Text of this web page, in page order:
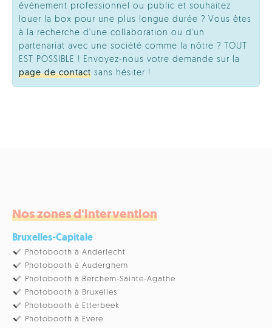
événement professionnel ou public et souhaitez
louer la box pour une plus longue durée ? Vous êtes
à la recherche d'une collaboration ou d'un
partenariat avec une société comme la nôtre ? TOUT
EST POSSIBLE ! Envoyez-nous votre demande sur la
page de contact sans hésiter !
Nos zones d'intervention
Bruxelles-Capitale
Photobooth à Anderlecht
Photobooth à Auderghem
Photobooth à Berchem-Sainte-Agathe
Photobooth à Bruxelles
Photobooth à Etterbeek
Photobooth à Evere